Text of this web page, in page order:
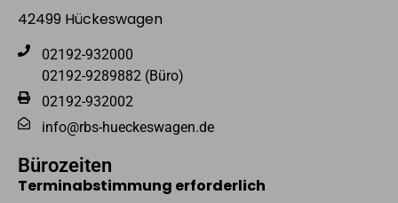
42499 Hückeswagen
02192-932000
02192-9289882 (Büro)
02192-932002
info@rbs-hueckeswagen.de
Bürozeiten
Terminabstimmung erforderlich